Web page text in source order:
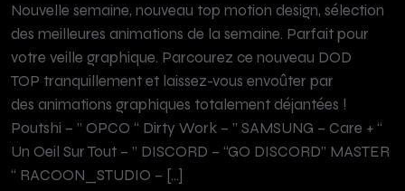
Nouvelle semaine, nouveau top motion design, sélection
des meilleures animations de la semaine. Parfait pour
votre veille graphique. Parcourez ce nouveau DOD
TOP tranquillement et laissez-vous envoûter par
des animations graphiques totalement déjantées !
Poutshi – ” OPCO “ Dirty Work – ” SAMSUNG – Care + “
Un Oeil Sur Tout – ” DISCORD – “GO DISCORD” MASTER
“ RACOON_STUDIO – […]